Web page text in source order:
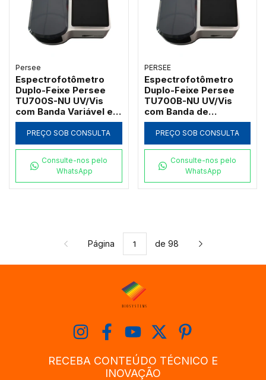
Persee
Espectrofotômetro
Duplo-Feixe Persee
TU700S-NU UV/Vis
com Banda Variável e
Software UVWin (190 a
1100nm)
PREÇO SOB CONSULTA
Consulte-nos pelo
WhatsApp
PERSEE
Espectrofotômetro
Duplo-Feixe Persee
TU700B-NU UV/Vis
com Banda de
Passagem 2nm e
Software UVWin (190 a
1100nm)
PREÇO SOB CONSULTA
Consulte-nos pelo
WhatsApp
Página de 98
RECEBA CONTEÚDO TÉCNICO E
INOVAÇÃO